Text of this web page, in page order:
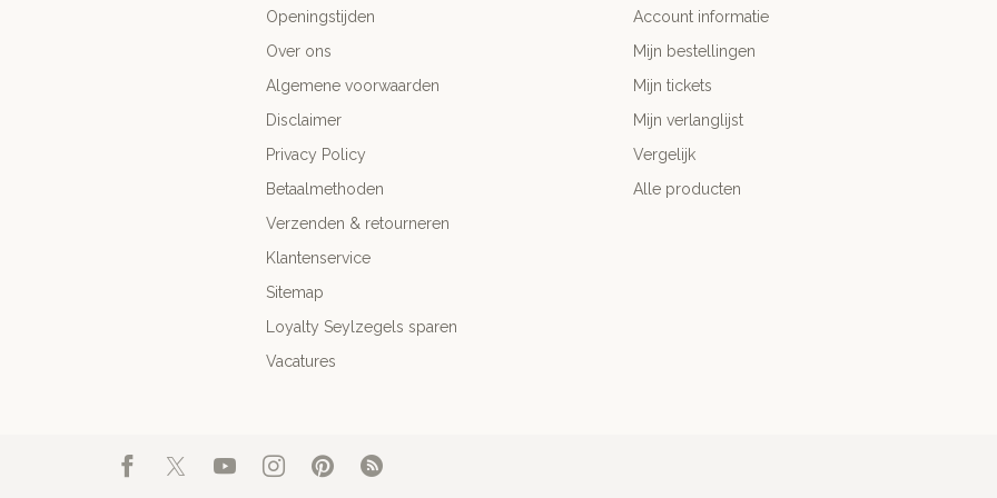
Openingstijden
Over ons
Algemene voorwaarden
Disclaimer
Privacy Policy
Betaalmethoden
Verzenden & retourneren
Klantenservice
Sitemap
Loyalty Seylzegels sparen
Vacatures
Account informatie
Mijn bestellingen
Mijn tickets
Mijn verlanglijst
Vergelijk
Alle producten